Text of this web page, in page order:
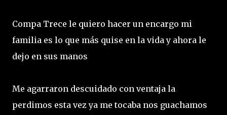
Compa Trece le quiero hacer un encargo mi
familia es lo que más quise en la vida y ahora le
dejo en sus manos
Me agarraron descuidado con ventaja la
perdimos esta vez ya me tocaba nos guachamos